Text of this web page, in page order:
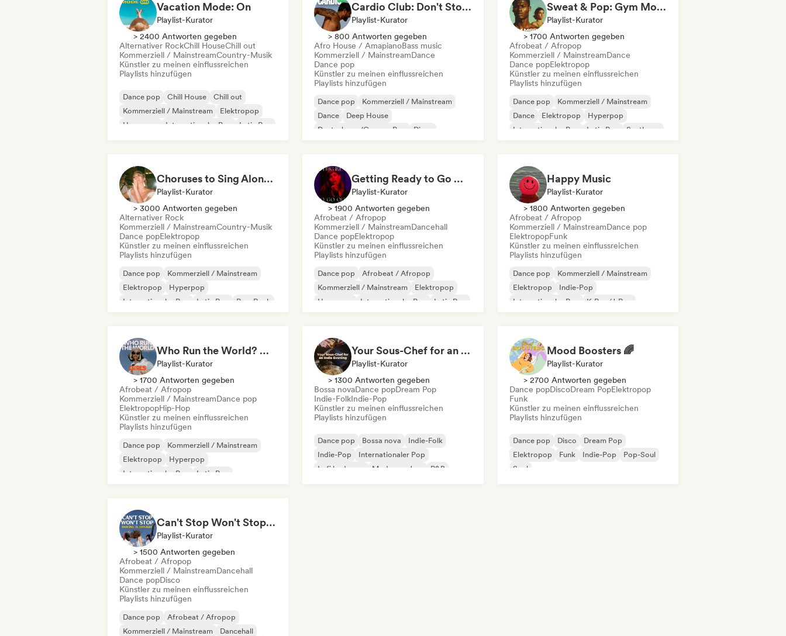
Vacation Mode: On
Playlist-Kurator
> 2400 Antworten gegeben
Alternativer RockChill HouseChill out
Kommerziell / MainstreamCountry-Musik
Künstler zu meinen einflussreichen
Playlists hinzufügen
Dance pop Chill House
Chill out
Kommerziell / Mainstream
Elektropop
Hyperpop
Internationaler Pop Latin Pop
Cardio Club: Don't Stop! 💦
Playlist-Kurator
> 800 Antworten gegeben
Afro House / AmapianoBass music
Kommerziell / MainstreamDance
Dance pop
Künstler zu meinen einflussreichen
Playlists hinzufügen
Dance pop
Kommerziell / Mainstream
Dance
Deep House
Deutschpop/German Pop
Disco
Sweat & Pop: Gym Mode 💦
Playlist-Kurator
> 1700 Antworten gegeben
Afrobeat / Afropop
Kommerziell / MainstreamDance
Dance popElektropop
Künstler zu meinen einflussreichen
Playlists hinzufügen
Dance pop
Kommerziell / Mainstream
Dance
Elektropop
Hyperpop
Internationaler Pop
Latin Pop Synthpop
Choruses to Sing Along To
Playlist-Kurator
> 3000 Antworten gegeben
Alternativer Rock
Kommerziell / MainstreamCountry-Musik
Dance popElektropop
Künstler zu meinen einflussreichen
Playlists hinzufügen
Dance pop
Kommerziell / Mainstream
Elektropop
Hyperpop
Internationaler Pop
Latin Pop
Pop-Rock
Getting Ready to Go Out 🍒💋
Playlist-Kurator
> 1900 Antworten gegeben
Afrobeat / Afropop
Kommerziell / MainstreamDancehall
Dance popElektropop
Künstler zu meinen einflussreichen
Playlists hinzufügen
Dance pop
Afrobeat / Afropop
Kommerziell / Mainstream
Elektropop
Hyperpop
Internationaler Pop
Latin Pop
Happy Music
Playlist-Kurator
> 1800 Antworten gegeben
Afrobeat / Afropop
Kommerziell / MainstreamDance pop
ElektropopFunk
Künstler zu meinen einflussreichen
Playlists hinzufügen
Dance pop
Kommerziell / Mainstream
Elektropop
Indie-Pop
Internationaler Pop
K-Pop/J-Pop
Who Run the World? Girls! 🔥 Female Empowerment Pop & Girl-Power Anthems
Playlist-Kurator
> 1700 Antworten gegeben
Afrobeat / Afropop
Kommerziell / MainstreamDance pop
ElektropopHip-Hop
Künstler zu meinen einflussreichen
Playlists hinzufügen
Dance pop
Kommerziell / Mainstream
Elektropop
Hyperpop
Internationaler Pop
Latin Pop
Your Sous-Chef for an Indie Evening
Playlist-Kurator
> 1300 Antworten gegeben
Bossa novaDance popDream Pop
Indie-FolkIndie-Pop
Künstler zu meinen einflussreichen
Playlists hinzufügen
Dance pop Bossa nova
Indie-Folk
Indie-Pop
Internationaler Pop
Lofi bedroom
Moderner Jazz R&B
Mood Boosters 🌈
Playlist-Kurator
> 2700 Antworten gegeben
Dance popDiscoDream PopElektropop
Funk
Künstler zu meinen einflussreichen
Playlists hinzufügen
Dance pop Disco
Dream Pop
Elektropop
Funk Indie-Pop
Pop-Soul
Soul
Can't Stop Won't Stop 🪩 Electropop, Dance-Pop & Nu Disco
Playlist-Kurator
> 1500 Antworten gegeben
Afrobeat / Afropop
Kommerziell / MainstreamDancehall
Dance popDisco
Künstler zu meinen einflussreichen
Playlists hinzufügen
Dance pop
Afrobeat / Afropop
Kommerziell / Mainstream
Dancehall